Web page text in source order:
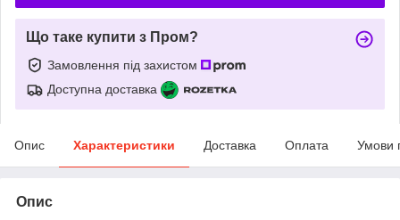
Що таке купити з Пром?
Замовлення під захистом
Доступна доставка
Опис Характеристики Доставка Оплата Умови
Опис